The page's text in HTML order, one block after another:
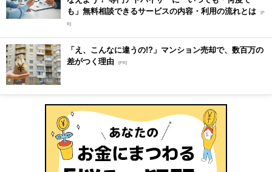
も」無料相談できるサービスの内容・利用の流れとは [P
R]
「え、こんなに違うの!?」マンション売却で、数百万の
差がつく理由 [PR]